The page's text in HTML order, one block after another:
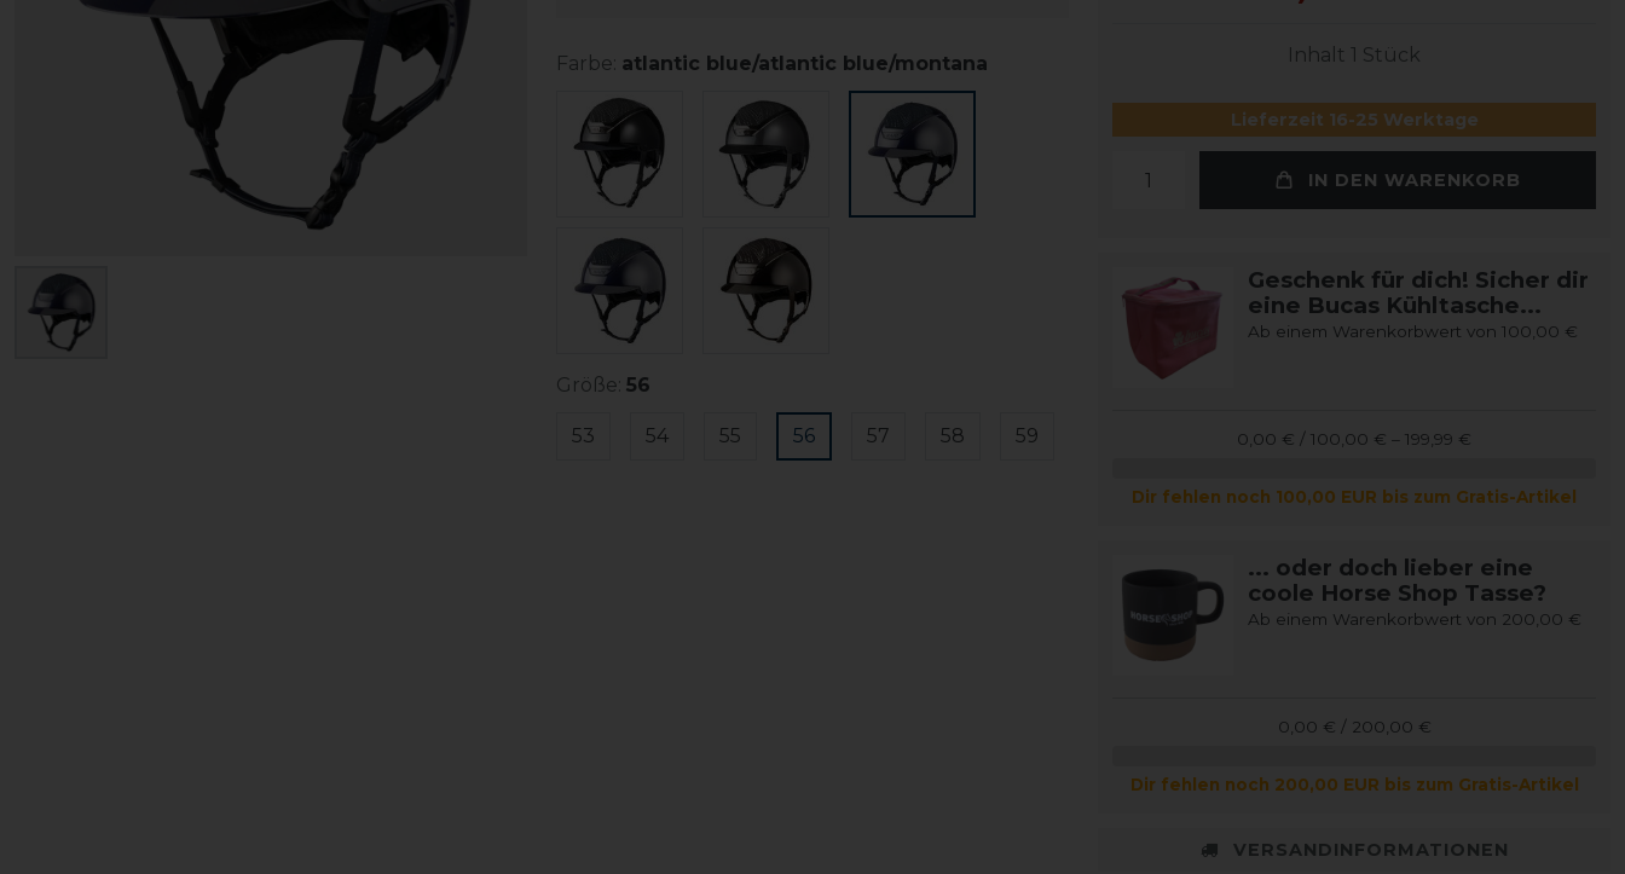
Farbe: atlantic blue/atlantic blue/montana
Größe: 56
53 54 55 56 57 58 59
Inhalt 1 Stück
Lieferzeit 16-25 Werktage
IN DEN WARENKORB
Geschenk für dich! Sicher dir
eine Bucas Kühltasche...
Ab einem Warenkorbwert von 100,00 €
0,00 € / 100,00 € – 199,99 €
Dir fehlen noch 100,00 EUR bis zum Gratis-Artikel
... oder doch lieber eine
coole Horse Shop Tasse?
Ab einem Warenkorbwert von 200,00 €
0,00 € / 200,00 €
Dir fehlen noch 200,00 EUR bis zum Gratis-Artikel
VERSANDINFORMATIONEN